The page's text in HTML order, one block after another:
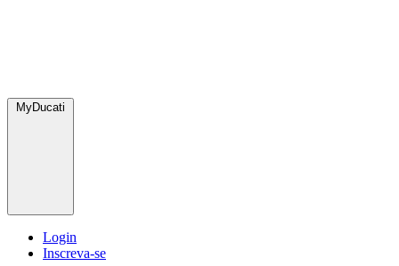
MyDucati
Login
Inscreva-se